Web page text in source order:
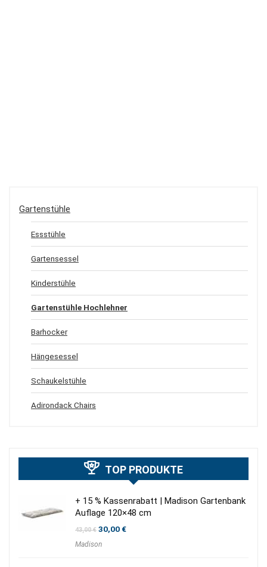
Gartenstühle
Essstühle
Gartensessel
Kinderstühle
Gartenstühle Hochlehner
Barhocker
Hängesessel
Schaukelstühle
Adirondack Chairs
TOP PRODUKTE
+ 15 % Kassenrabatt | Madison Gartenbank
Auflage 120×48 cm
43,00€ Ursprünglicher
war:
30,00€Aktueller
Madison